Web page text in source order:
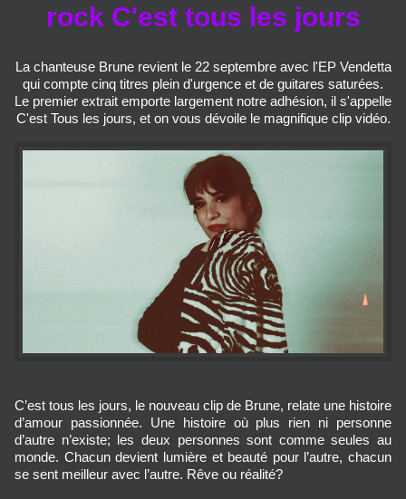
rock C'est tous les jours
La chanteuse Brune revient le 22 septembre avec l'EP Vendetta
qui compte cinq titres plein d'urgence et de guitares saturées.
Le premier extrait emporte largement notre adhésion, il s'appelle
C'est Tous les jours, et on vous dévoile le magnifique clip vidéo.
C’est tous les jours, le nouveau clip de Brune, relate une histoire
d’amour passionnée. Une histoire où plus rien ni personne
d’autre n’existe; les deux personnes sont comme seules au
monde. Chacun devient lumière et beauté pour l’autre, chacun
se sent meilleur avec l’autre. Rêve ou réalité?